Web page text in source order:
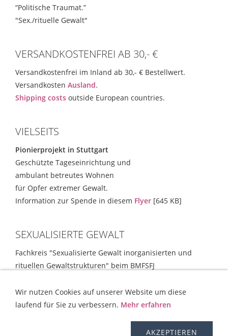
“Politische Traumat.”
"Sex./rituelle Gewalt"
VERSANDKOSTENFREI AB 30,- €
Versandkostenfrei im Inland ab 30,- € Bestellwert.
Versandkosten Ausland.
Shipping costs outside European countries.
VIELSEITS
Pionierprojekt in Stuttgart
Geschützte Tageseinrichtung und
ambulant betreutes Wohnen
für Opfer extremer Gewalt.
Information zur Spende in diesem Flyer [645 KB]
SEXUALISIERTE GEWALT
Fachkreis "Sexualisierte Gewalt inorganisierten und
rituellen Gewaltstrukturen" beim BMFSFJ
DISCLAIMER
Wir nutzen Cookies auf unserer Website um diese
laufend für Sie zu verbessern. Mehr erfahren
AKZEPTIEREN